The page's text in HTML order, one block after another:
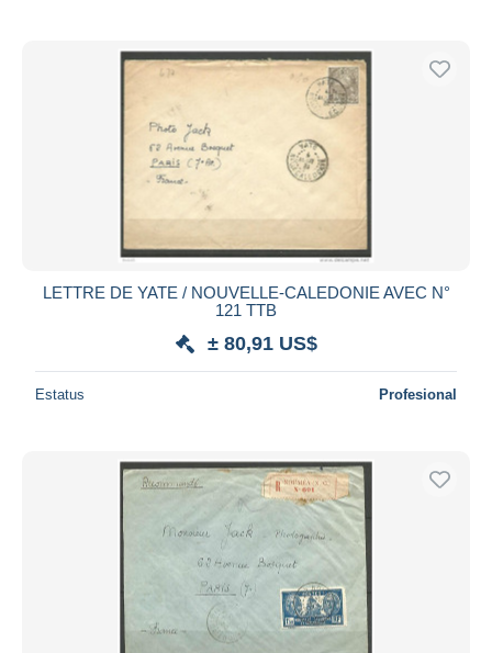
LETTRE DE YATE / NOUVELLE-CALEDONIE AVEC N°
121 TTB
± 80,91 US$
Estatus Profesional